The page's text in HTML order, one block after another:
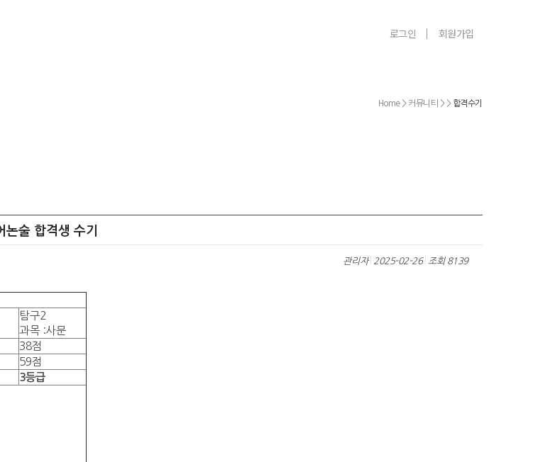
로그인 회원가입
Home > 커뮤니티 > > 합격수기
논술 합격생 수기
관리자 2025-02-26 조회 8139
탐구2
과목 :사문
38점
59점
3등급